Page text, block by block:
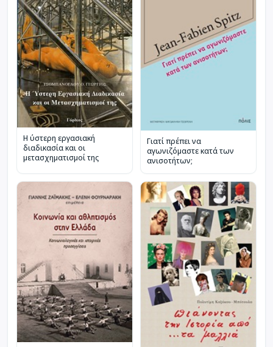
Η ύστερη εργασιακή
διαδικασία και οι
μετασχηματισμοί της
Γιατί πρέπει να
αγωνιζόμαστε κατά των
ανισοτήτων;